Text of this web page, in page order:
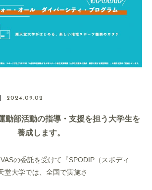
動部活動の指導・支援を担う大学生を
養成します。
2024.09.02
の委託を受けて『SPODIP（スポディ
堂大学では、全国で実施さ